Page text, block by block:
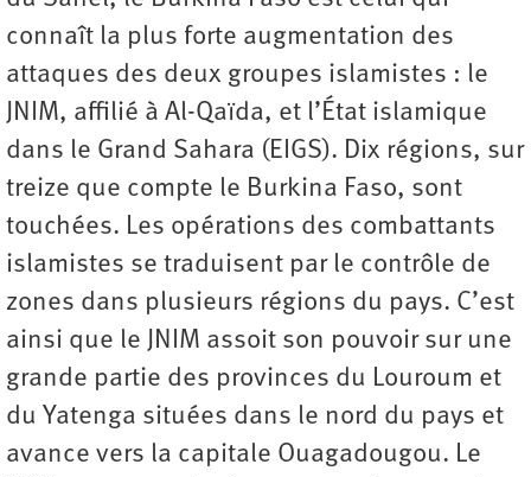
connaît la plus forte augmentation des
attaques des deux groupes islamistes : le
JNIM, affilié à Al-Qaïda, et l’État islamique
dans le Grand Sahara (EIGS). Dix régions, sur
treize que compte le Burkina Faso, sont
touchées. Les opérations des combattants
islamistes se traduisent par le contrôle de
zones dans plusieurs régions du pays. C’est
ainsi que le JNIM assoit son pouvoir sur une
grande partie des provinces du Louroum et
du Yatenga situées dans le nord du pays et
avance vers la capitale Ouagadougou. Le